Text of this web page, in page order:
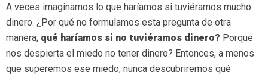
A veces imaginamos lo que haríamos si tuviéramos mucho
dinero. ¿Por qué no formulamos esta pregunta de otra
manera; qué haríamos si no tuviéramos dinero? Porque
nos despierta el miedo no tener dinero? Entonces, a menos
que superemos ese miedo, nunca descubriremos qué